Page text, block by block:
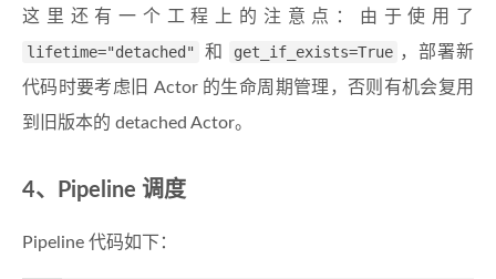
这里还有一个工程上的注意点：由于使用了
lifetime="detached"
和 get_if_exists=True ，部署新
代码时要考虑旧 Actor 的生命周期管理，否则有机会复用
到旧版本的 detached Actor。
4、Pipeline 调度
Pipeline 代码如下：